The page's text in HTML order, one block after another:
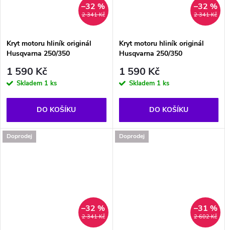
2 341 Kč
–32 %
Kryt motoru hliník originál
Husqvarna 250/350
1 590 Kč
Skladem 1 ks
DO KOŠÍKU
2 341 Kč
–32 %
Kryt motoru hliník originál
Husqvarna 250/350
1 590 Kč
Skladem 1 ks
DO KOŠÍKU
Doprodej
2 341 Kč
–32 %
Doprodej
2 602 Kč
–31 %